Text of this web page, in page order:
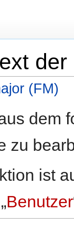
(FM)
dem
zu
ist
Benutzer